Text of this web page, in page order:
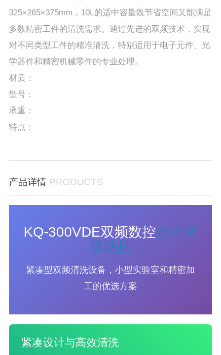
325×265×375mm，10L的适中容量既节省空间又能满足
多数精密工件的清洗需求。通过先进的双频技术，实现
对不同类型工件的精准清洗，特别适用于电子元件、光
学器件和精密机械零件的专业处理。
材质：
型号：
承重：
特点：
产品详情 PRODUCTS
KQ-300VDE双频数控超声波
清洗机
紧凑型双频清洗设备，小型实验室和精密加
工的优选方案
紧凑设计与高效清洗